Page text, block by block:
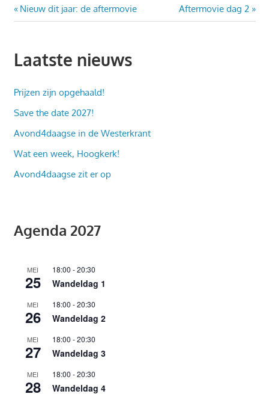
Bericht
Vorig
bericht:
Nieuw dit jaar: de aftermovie
Volgend
bericht:
Aftermovie dag 2
Laatste nieuws
Prijzen zijn opgehaald!
Save the date 2027!
Avond4daagse in de Westerkrant
Wat een week, Hoogkerk!
Avond4daagse zit er op
Agenda 2027
MEI
25
18:00 -20:30
Wandeldag 1
MEI
26
18:00 -20:30
Wandeldag 2
MEI
27
18:00 -20:30
Wandeldag 3
MEI
28
18:00 -20:30
Wandeldag 4